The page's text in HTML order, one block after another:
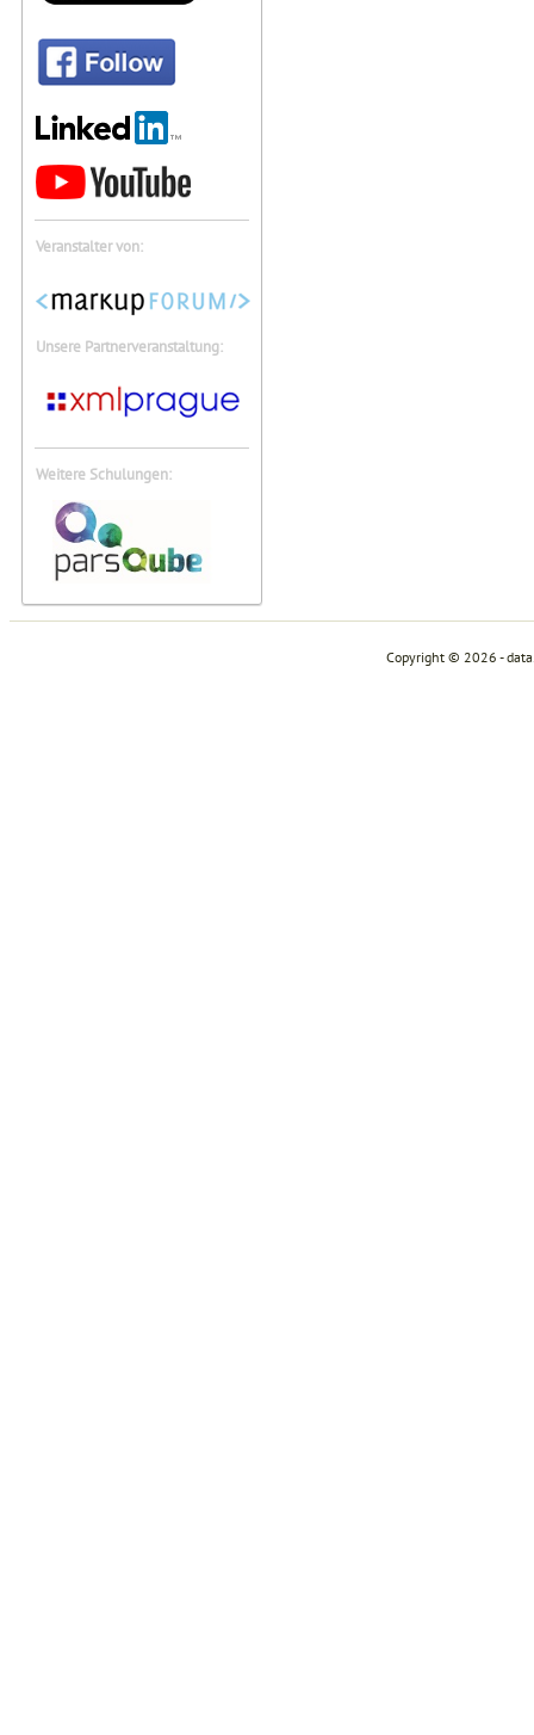
Veranstalter von:
Unsere Partnerveranstaltung:
Weitere Schulungen:
Copyright © 2026 -